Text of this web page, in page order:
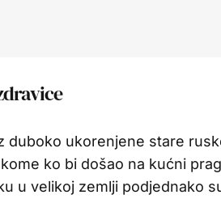
duboko ukorenjene stare
ko bi došao na kućni
u velikoj zemlji podjednako